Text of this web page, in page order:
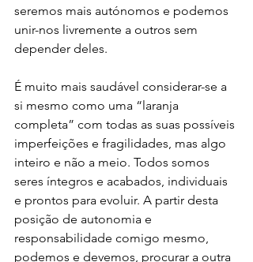
seremos mais autónomos e podemos
unir-nos livremente a outros sem
depender deles.
É muito mais saudável considerar-se a
si mesmo como uma “laranja
completa” com todas as suas possíveis
imperfeições e fragilidades, mas algo
inteiro e não a meio. Todos somos
seres íntegros e acabados, individuais
e prontos para evoluir. A partir desta
posição de autonomia e
responsabilidade comigo mesmo,
podemos e devemos, procurar a outra